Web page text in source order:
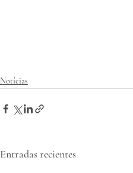
Notícias
Entradas recientes